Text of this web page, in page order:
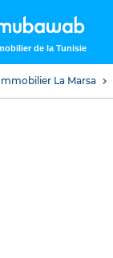
de la Tunisie
La Marsa